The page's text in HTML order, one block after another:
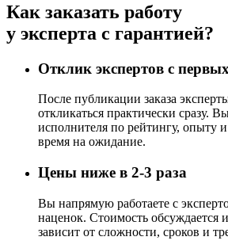
Как заказать работу
у эксперта с гарантией?
Отклик экспертов с
После публикации заказа
откликаться практически сразу.
исполнителя по рейтингу, опыту
время на ожидание.
Цены ниже в 2-3 раза
Вы напрямую работаете с
наценок. Стоимость обсуждается
зависит от сложности, сроков и